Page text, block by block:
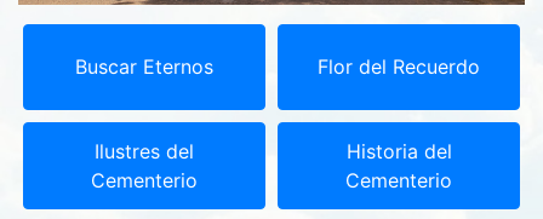
Buscar Eternos Flor del Recuerdo
Ilustres del
Cementerio
Historia del
Cementerio